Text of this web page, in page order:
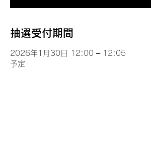
抽選受付期間
2026年1月30日 12:00 – 12:05
予定